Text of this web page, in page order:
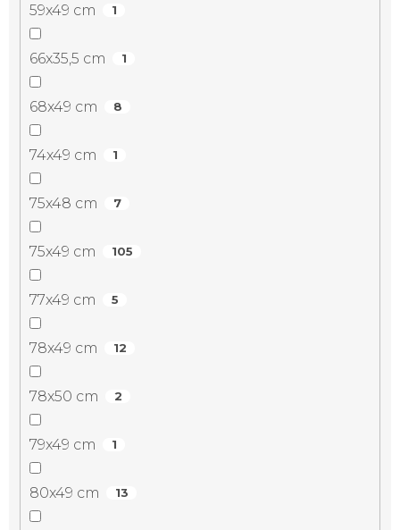
59x49 cm 1
66x35,5 cm 1
68x49 cm 8
74x49 cm 1
75x48 cm 7
75x49 cm 105
77x49 cm 5
78x49 cm 12
78x50 cm 2
79x49 cm 1
80x49 cm 13